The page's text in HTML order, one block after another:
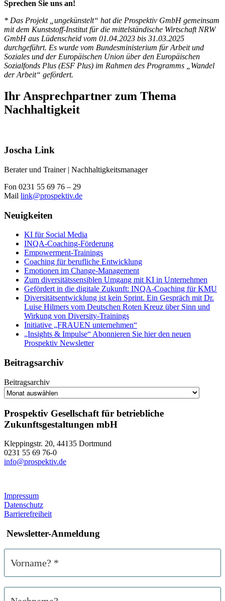
Sprechen Sie uns an!
* Das Projekt „ungekünstelt“ hat die Prospektiv GmbH gemeinsam
mit dem Kunststoff-Institut für die mittelständische Wirtschaft NRW
GmbH aus Lüdenscheid vom 01.04.2023 bis 31.03.2025
durchgeführt. Es wurde vom Bundesministerium für Arbeit und
Soziales und der Europäischen Union über den Europäischen
Sozialfonds Plus (ESF Plus) im Rahmen des Programms „Wandel
der Arbeit“ gefördert.
Ihr Ansprechpartner zum Thema
Nachhaltigkeit
Joscha Link
Berater und Trainer | Nachhaltigkeitsmanager
Fon 0231 55 69 76 – 29
Mail link@prospektiv.de
Neuigkeiten
KI für Social Media
INQA-Coaching-Förderung
Empowerment-Trainings
Coaching für berufliche Entwicklung
Emotionen im Change-Management
Zum diversitätssensiblen Umgang mit KI in Unternehmen
Gefördert in die digitale Zukunft: INQA-Coaching für KMU
Diversitätsentwicklung ist kein Sprint. Ein Gespräch mit Dr.
Luise Hilmers vom Deutschen Roten Kreuz über Sinn und
Wirkung von Diversity-Trainings
Initiative „FRAUEN unternehmen“
„Insights & Impulse“ Abonnieren Sie hier den neuen
Prospektiv Newsletter
Beitragsarchiv
Beitragsarchiv
Prospektiv Gesellschaft für betriebliche
Zukunftsgestaltungen mbH
Kleppingstr. 20, 44135 Dortmund
0231 55 69 76-0
info@prospektiv.de
Impressum
Datenschutz
Barrierefreiheit
Newsletter-Anmeldung